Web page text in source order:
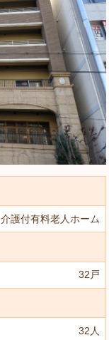
介護付有料老人ホーム
32戸
32人